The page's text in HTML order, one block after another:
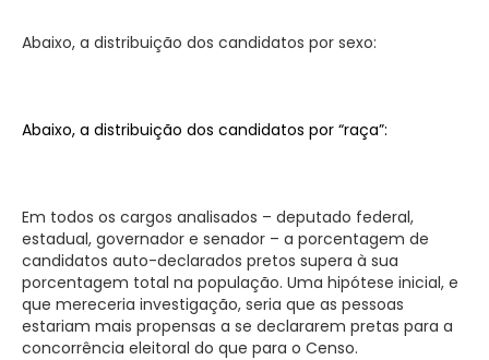
Abaixo, a distribuição dos candidatos por sexo:
Abaixo, a distribuição dos candidatos por “raça”:
Em todos os cargos analisados – deputado federal,
estadual, governador e senador – a porcentagem de
candidatos auto-declarados pretos supera à sua
porcentagem total na população. Uma hipótese inicial, e
que mereceria investigação, seria que as pessoas
estariam mais propensas a se declararem pretas para a
concorrência eleitoral do que para o Censo.